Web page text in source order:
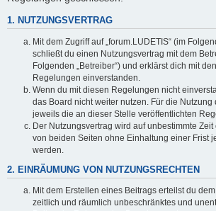
1. NUTZUNGSVERTRAG
Mit dem Zugriff auf „forum.LUDETIS“ (im
schließt du einen Nutzungsvertrag mit dem
Folgenden „Betreiber“) und erklärst dich mit
Regelungen einverstanden.
Wenn du mit diesen Regelungen nicht
das Board nicht weiter nutzen. Für die Nutzung
jeweils die an dieser Stelle veröffentlichten
Der Nutzungsvertrag wird auf unbestimmte
von beiden Seiten ohne Einhaltung einer Frist
werden.
2. EINRÄUMUNG VON NUTZUNGSRECHTEN
Mit dem Erstellen eines Beitrags erteilst du
zeitlich und räumlich unbeschränktes und